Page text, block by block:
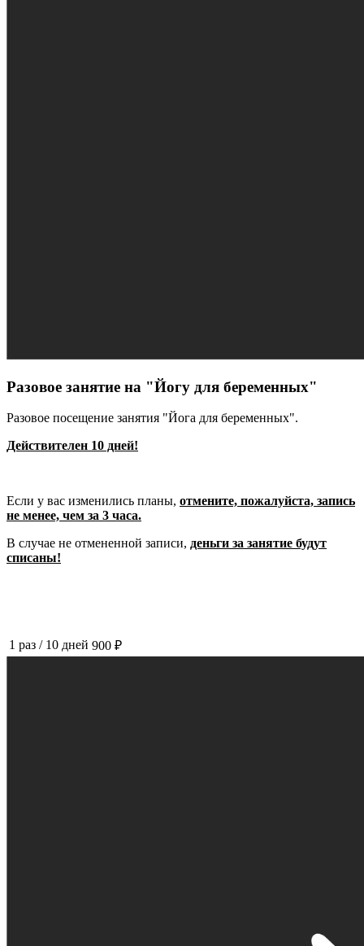
Разовое занятие на "Йогу для беременных"
Разовое посещение занятия "Йога для беременных".
Действителен 10 дней!
Если у вас изменились планы, отмените, пожалуйста, запись
не менее, чем за 3 часа.
В случае не отмененной записи, деньги за занятие будут
списаны!
1 раз / 10 дней 900 ₽